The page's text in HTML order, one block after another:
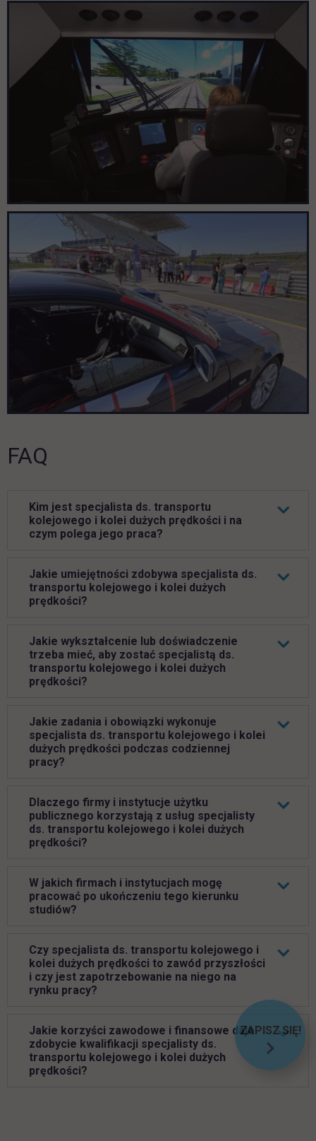
FAQ
Kim jest specjalista ds. transportu
kolejowego i kolei dużych prędkości i na
czym polega jego praca?
Jakie umiejętności zdobywa specjalista ds.
transportu kolejowego i kolei dużych
prędkości?
Jakie wykształcenie lub doświadczenie
trzeba mieć, aby zostać specjalistą ds.
transportu kolejowego i kolei dużych
prędkości?
Jakie zadania i obowiązki wykonuje
specjalista ds. transportu kolejowego i kolei
dużych prędkości podczas codziennej
pracy?
Dlaczego firmy i instytucje użytku
publicznego korzystają z usług specjalisty
ds. transportu kolejowego i kolei dużych
prędkości?
W jakich firmach i instytucjach mogę
pracować po ukończeniu tego kierunku
studiów?
Czy specjalista ds. transportu kolejowego i
kolei dużych prędkości to zawód przyszłości
i czy jest zapotrzebowanie na niego na
rynku pracy?
Jakie korzyści zawodowe i finansowe daje
zdobycie kwalifikacji specjalisty ds.
transportu kolejowego i kolei dużych
prędkości?
ZAPISZ SIĘ!
LINK